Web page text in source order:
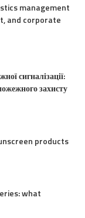
management
and corporate
сигналізації:
захисту
products
what